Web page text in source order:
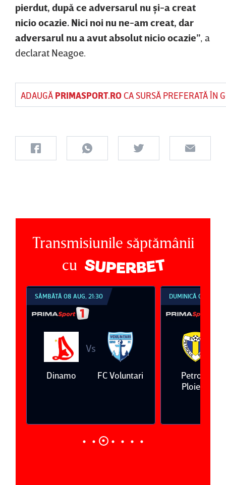
pierdut, după ce adversarul nu şi-a creat
nicio ocazie. Nici noi nu ne-am creat, dar
adversarul nu a avut absolut nicio ocazie” , a
declarat Neagoe.
ADAUGĂ PRIMASPORT.ROCA SURSĂ PREFERATĂ ÎN
Transmisiunile săptămânii
cu
SÂMBĂTĂ 08 AUG, 21:30
Dinamo
Vs
FC Voluntari
DUMINICĂ 09 AUG,
Petrolul
Ploieşti